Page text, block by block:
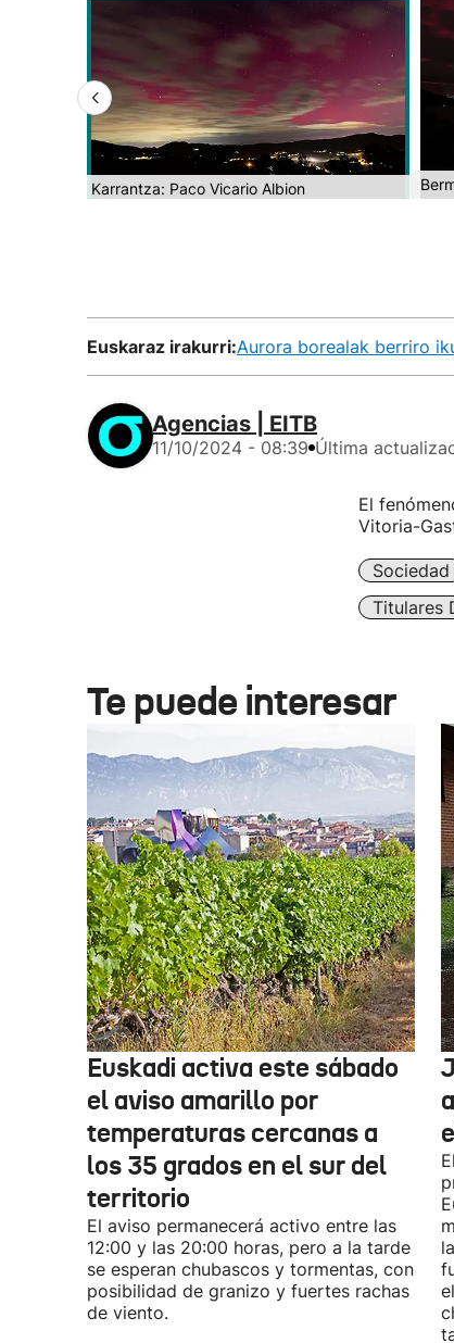
Karrantza: Paco Vicario Albion
Euskaraz irakurri:Aurora borealak berriro
Agencias | EITB
11/10/2024 - 08:39 Última
El
Vitoria-
Sociedad
Titulares
Te puede interesar
Euskadi activa este sábado
el aviso amarillo por
temperaturas cercanas a
los 35 grados en el sur del
territorio
El aviso permanecerá activo entre las
12:00 y las 20:00 horas, pero a la tarde
se esperan chubascos y tormentas, con
posibilidad de granizo y fuertes rachas
de viento.